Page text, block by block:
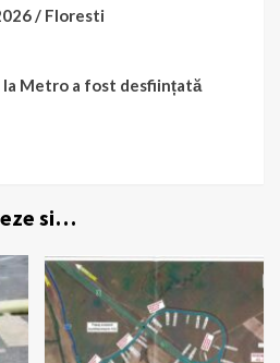
/ Floresti
Metro a fost desființată
si…